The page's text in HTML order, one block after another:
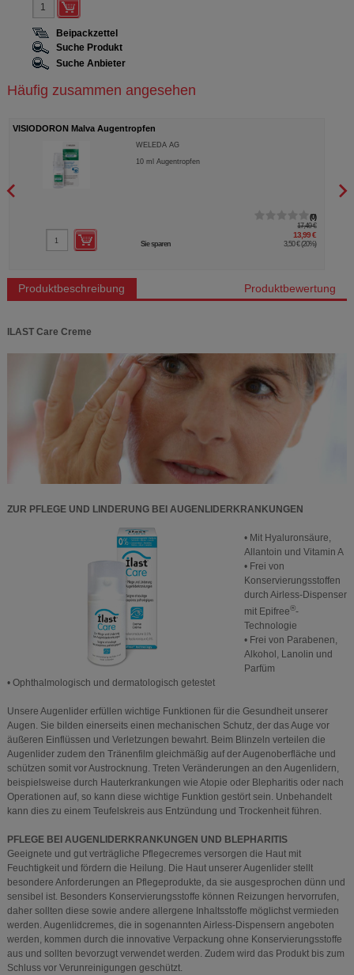
Beipackzettel
Suche Produkt
Suche Anbieter
Häufig zusammen angesehen
VISIODORON Malva Augentropfen
WELEDA AG
10ml Augentropfen
0
17,49 €
13,99 €
Sie sparen 3,50 € (20%)
Produktbeschreibung Produktbewertung
ILAST Care Creme
ZUR PFLEGE UND LINDERUNG BEI AUGENLIDERKRANKUNGEN
• Mit Hyaluronsäure,
Allantoin und Vitamin A
• Frei von
Konservierungsstoffen
durch Airless-Dispenser
mit Epifree®-
Technologie
• Frei von Parabenen,
Alkohol, Lanolin und
Parfüm
• Ophthalmologisch und dermatologisch getestet
Unsere Augenlider erfüllen wichtige Funktionen für die Gesundheit unserer
Augen. Sie bilden einerseits einen mechanischen Schutz, der das Auge vor
äußeren Einflüssen und Verletzungen bewahrt. Beim Blinzeln verteilen die
Augenlider zudem den Tränenfilm gleichmäßig auf der Augenoberfläche und
schützen somit vor Austrocknung. Treten Veränderungen an den Augenlidern,
beispielsweise durch Hauterkrankungen wie Atopie oder Blepharitis oder nach
Operationen auf, so kann diese wichtige Funktion gestört sein. Unbehandelt
kann dies zu einem Teufelskreis aus Entzündung und Trockenheit führen.
PFLEGE BEI AUGENLIDERKRANKUNGEN UND BLEPHARITIS
Geeignete und gut verträgliche Pflegecremes versorgen die Haut mit
Feuchtigkeit und fördern die Heilung. Die Haut unserer Augenlider stellt
besondere Anforderungen an Pflegeprodukte, da sie ausgesprochen dünn und
sensibel ist. Besonders Konservierungsstoffe können Reizungen hervorrufen,
daher sollten diese sowie andere allergene Inhaltsstoffe möglichst vermieden
werden. Augenlidcremes, die in sogenannten Airless-Dispensern angeboten
werden, kommen durch die innovative Verpackung ohne Konservierungsstoffe
aus und sollten bevorzugt verwendet werden. Zudem wird das Produkt bis zum
Schluss vor Verunreinigungen geschützt.